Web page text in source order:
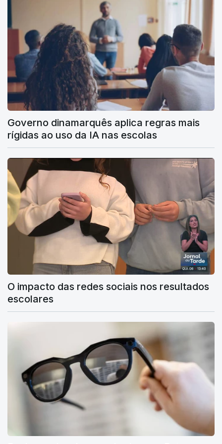
Governo dinamarquês aplica regras mais
rígidas ao uso da IA nas escolas
O impacto das redes sociais nos resultados
escolares